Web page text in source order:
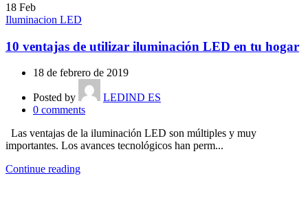
18 Feb
Iluminacion LED
10 ventajas de utilizar iluminación LED en tu hogar
18 de febrero de 2019
Posted by
LEDIND ES
0 comments
Las ventajas de la iluminación LED son múltiples y muy
importantes. Los avances tecnológicos han perm...
Continue reading